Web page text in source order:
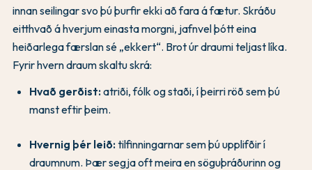
innan seilingar svo þú þurfir ekki að fara á fætur. Skráðu
eitthvað á hverjum einasta morgni, jafnvel þótt eina
heiðarlega færslan sé „ekkert“. Brot úr draumi teljast líka.
Fyrir hvern draum skaltu skrá:
Hvað gerðist:atriði, fólk og staði, í þeirri röð sem þú
manst eftir þeim.
Hvernig þér leið:tilfinningarnar sem þú upplifðir í
draumnum. Þær segja oft meira en söguþráðurinn og